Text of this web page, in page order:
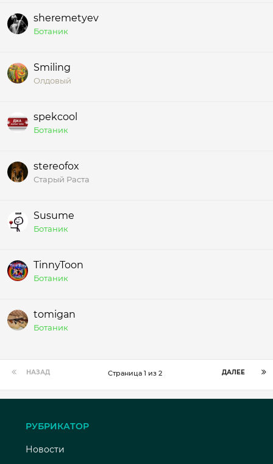
sheremetyev
Ботаник
Smiling
Олдовый
spekcool
Ботаник
stereofox
Старый Раста
Susume
Ботаник
TinnyToon
Ботаник
tomigan
Ботаник
НАЗАД ДАЛЕЕ
Страница 1 из 2
РУБРИКАТОР
Новости